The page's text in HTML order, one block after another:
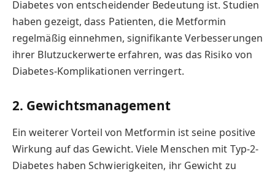
Diabetes von entscheidender Bedeutung ist. Studien
haben gezeigt, dass Patienten, die Metformin
regelmäßig einnehmen, signifikante Verbesserungen
ihrer Blutzuckerwerte erfahren, was das Risiko von
Diabetes-Komplikationen verringert.
2. Gewichtsmanagement
Ein weiterer Vorteil von Metformin ist seine positive
Wirkung auf das Gewicht. Viele Menschen mit Typ-2-
Diabetes haben Schwierigkeiten, ihr Gewicht zu